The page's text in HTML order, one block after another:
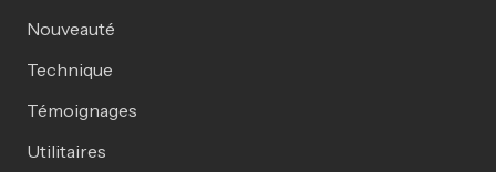
Nouveauté
Technique
Témoignages
Utilitaires